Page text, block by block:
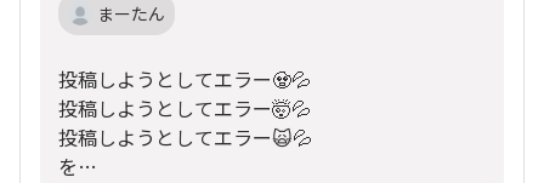
まーたん
投稿しようとしてエラー🧟💦
投稿しようとしてエラー🤯💦
投稿しようとしてエラー🙀💦
を